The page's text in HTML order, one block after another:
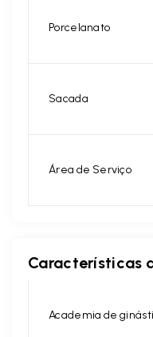
Porcelanato
Sacada
Área de Serviço
Características
Academia de